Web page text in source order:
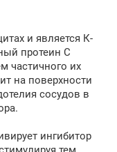
и является К-
протеин С
частичного их
на поверхности
сосудов в
ингибитор